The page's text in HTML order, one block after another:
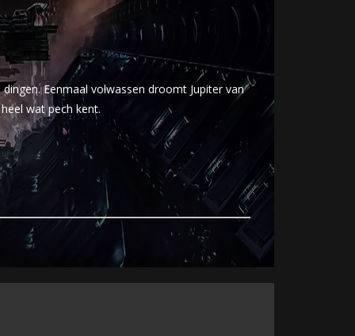
Eenmaal volwassen droomt Jupiter van
wat pech kent.